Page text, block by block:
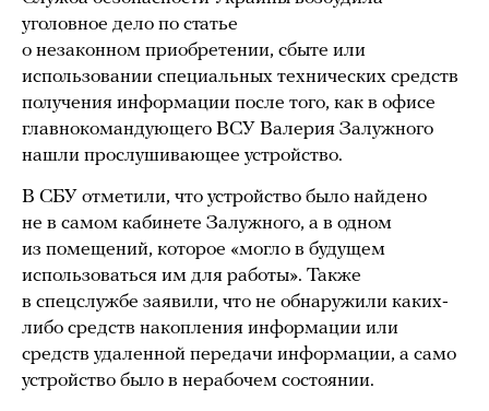
уголовное дело по статье
о незаконном приобретении, сбыте или
использовании специальных технических средств
получения информации после того, как в офисе
главнокомандующего ВСУ Валерия Залужного
нашли прослушивающее устройство.
В СБУ отметили, что устройство было найдено
не в самом кабинете Залужного, а в одном
из помещений, которое «могло в будущем
использоваться им для работы». Также
в спецслужбе заявили, что не обнаружили каких-
либо средств накопления информации или
средств удаленной передачи информации, а само
устройство было в нерабочем состоянии.